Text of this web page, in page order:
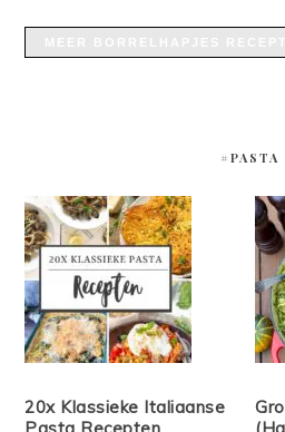
#PASTA
20x Klassieke Italiaanse